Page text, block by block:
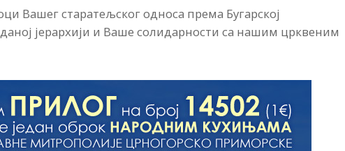
Вашег старатељског односа према Бугарској
јерархији и Ваше солидарности са нашим црквеним